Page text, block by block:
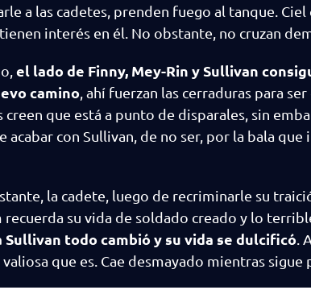
a las cadetes, prenden fuego al tanque. Ciel
interés en él. No obstante, no cruzan
el lado de Finny, Mey-Rin y Sullivan
camino, ahí fuerzan las cerraduras para
que está a punto de disparales, sin
con Sullivan, de no ser, por la bala
la cadete, luego de recriminarle su
su vida de soldado creado y lo
Sullivan todo cambió y su vida se dulcificó.
que es. Cae desmayado mientras